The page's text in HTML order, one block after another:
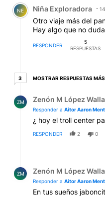
NE Niña Exploradora
Otro viaje más del
Hay algo que no
RESPONDER
5
RESPUESTAS
33 respuestas más
MOSTRAR RESPUESTAS
ZM Zenón M López
Responder a Aitor Aaron
¿ hoy el troll center
RESPONDER 2 0
ZM Zenón M López
Responder a Aitor Aaron
En tus sueños